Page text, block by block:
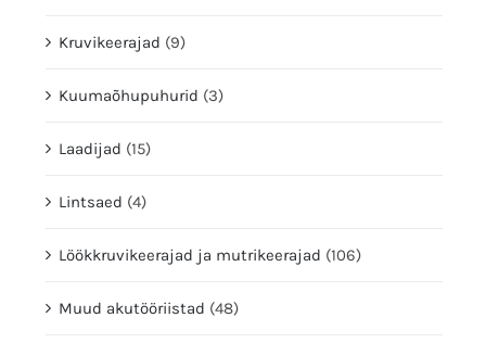
Kruvikeerajad (9)
Kuumaõhupuhurid (3)
Laadijad (15)
Lintsaed (4)
Löökkruvikeerajad ja mutrikeerajad (106)
Muud akutööriistad (48)